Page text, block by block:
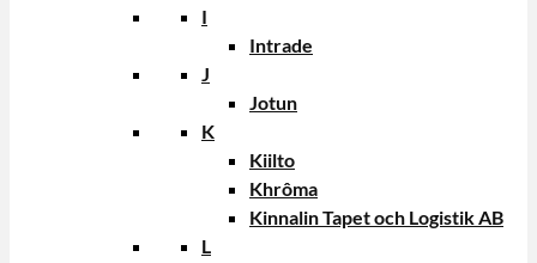
I
Intrade
J
Jotun
K
Kiilto
Khrôma
Kinnalin Tapet och Logistik AB
L